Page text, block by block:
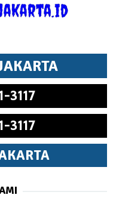
3117
3117